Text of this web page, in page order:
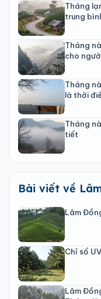
Tháng
trung
Tháng
cho
Tháng
là thời
Tháng
tiết
Bài viết về
Lâm
Chỉ số
Lâm